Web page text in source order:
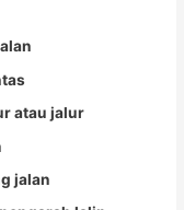
atau jalur
jalan